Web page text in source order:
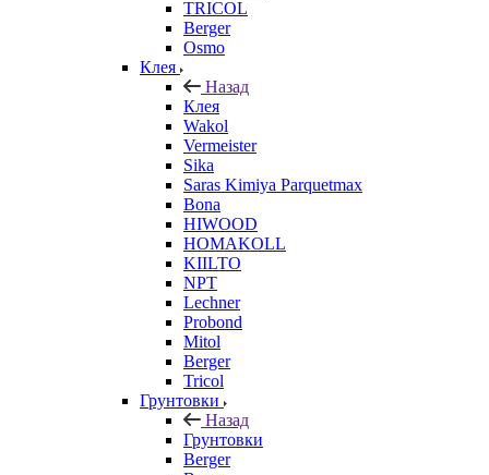
TRICOL
Berger
Osmo
Клея
Назад
Клея
Wakol
Vermeister
Sika
Saras Kimiya Parquetmax
Bona
HIWOOD
HOMAKOLL
KIILTO
NPT
Lechner
Probond
Mitol
Berger
Tricol
Грунтовки
Назад
Грунтовки
Berger